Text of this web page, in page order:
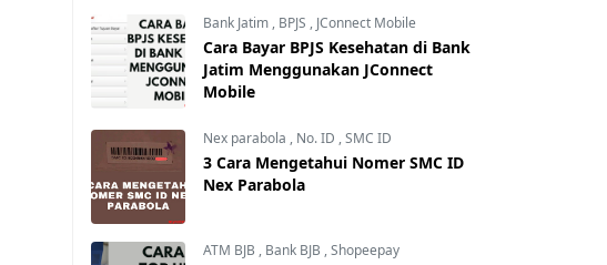
Bank Jatim , BPJS , JConnect Mobile
Cara Bayar BPJS Kesehatan di Bank
Jatim Menggunakan JConnect
Mobile
Nex parabola , No. ID ,SMC ID
3 Cara Mengetahui Nomer SMC ID
Nex Parabola
ATM BJB , Bank BJB ,Shopeepay